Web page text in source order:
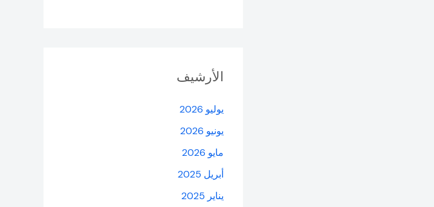
الأرشيف
يوليو 2026
يونيو 2026
مايو 2026
أبريل 2025
يناير 2025